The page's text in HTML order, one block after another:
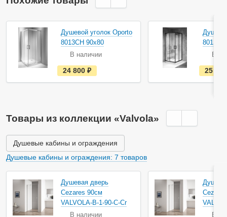
Душевой уголок Oporto
8013CH 90x80
В наличии
е
с
т
л
и
24 800
8013B
В
25
Товары из коллекции «Valvola»
Душевые кабины и ограждения
Душевые кабины и ограждения: 7 товаров
Душевая дверь
Cezares 90см
VALVOLA-B-1-90-C-Cr
В наличии
В